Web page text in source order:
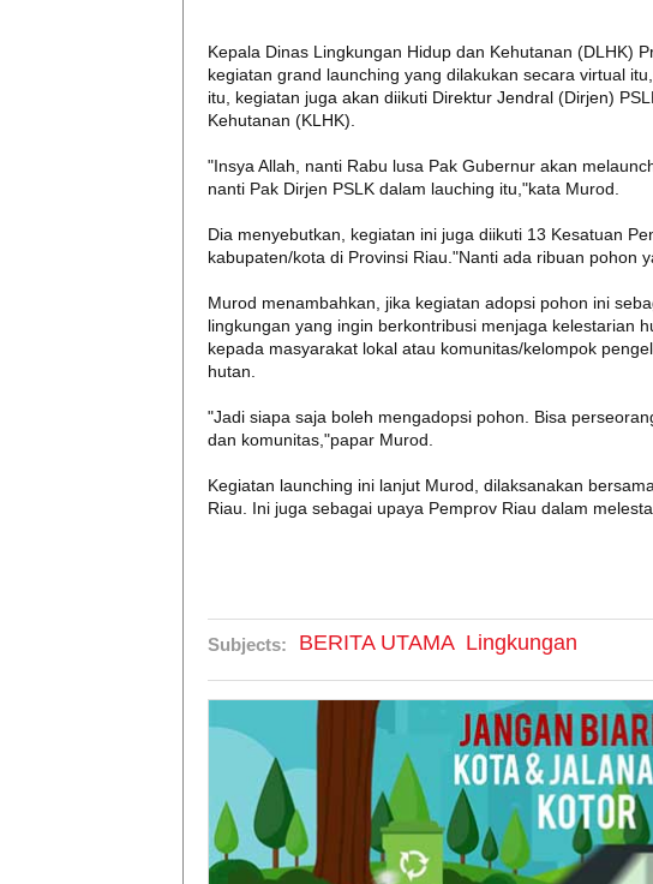
Kepala Dinas Lingkungan Hidup dan Kehutanan (DLHK)
kegiatan grand launching yang dilakukan secara virtual
itu, kegiatan juga akan diikuti Direktur Jendral (Dirjen)
Kehutanan (KLHK).
"Insya Allah, nanti Rabu lusa Pak Gubernur akan
nanti Pak Dirjen PSLK dalam lauching itu,"kata Murod.
Dia menyebutkan, kegiatan ini juga diikuti 13 Kesatuan
kabupaten/kota di Provinsi Riau."Nanti ada ribuan pohon
Murod menambahkan, jika kegiatan adopsi pohon ini
lingkungan yang ingin berkontribusi menjaga kelestarian
kepada masyarakat lokal atau komunitas/kelompok
hutan.
"Jadi siapa saja boleh mengadopsi pohon. Bisa
dan komunitas,"papar Murod.
Kegiatan launching ini lanjut Murod, dilaksanakan
Riau. Ini juga sebagai upaya Pemprov Riau dalam
Subjects: BERITA UTAMA Lingkungan